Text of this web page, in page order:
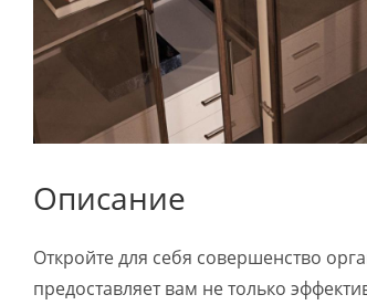
Описание
Откройте для себя совершенство
предоставляет вам не только